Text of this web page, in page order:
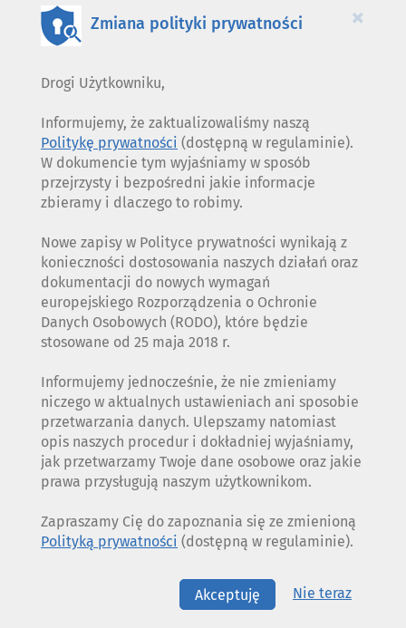
×
Zmiana polityki prywatności
Drogi Użytkowniku,
Informujemy, że zaktualizowaliśmy naszą
Politykę prywatności (dostępną w regulaminie).
W dokumencie tym wyjaśniamy w sposób
przejrzysty i bezpośredni jakie informacje
zbieramy i dlaczego to robimy.
Nowe zapisy w Polityce prywatności wynikają z
konieczności dostosowania naszych działań oraz
dokumentacji do nowych wymagań
europejskiego Rozporządzenia o Ochronie
Danych Osobowych (RODO), które będzie
stosowane od 25 maja 2018 r.
Informujemy jednocześnie, że nie zmieniamy
niczego w aktualnych ustawieniach ani sposobie
przetwarzania danych. Ulepszamy natomiast
opis naszych procedur i dokładniej wyjaśniamy,
jak przetwarzamy Twoje dane osobowe oraz jakie
prawa przysługują naszym użytkownikom.
Zapraszamy Cię do zapoznania się ze zmienioną
Polityką prywatności (dostępną w regulaminie).
Akceptuję Nie teraz